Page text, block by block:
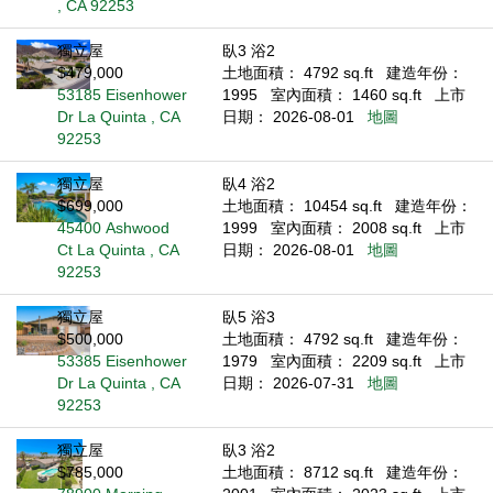
, CA 92253
獨立屋
$479,000
53185 Eisenhower
Dr La Quinta , CA
92253
臥3 浴2
土地面積： 4792 sq.ft
建造年份：
1995
室內面積： 1460 sq.ft
上市
日期： 2026-08-01
地圖
獨立屋
$699,000
45400 Ashwood
Ct La Quinta , CA
92253
臥4 浴2
土地面積： 10454 sq.ft
建造年份：
1999
室內面積： 2008 sq.ft
上市
日期： 2026-08-01
地圖
獨立屋
$500,000
53385 Eisenhower
Dr La Quinta , CA
92253
臥5 浴3
土地面積： 4792 sq.ft
建造年份：
1979
室內面積： 2209 sq.ft
上市
日期： 2026-07-31
地圖
獨立屋
$785,000
臥3 浴2
土地面積： 8712 sq.ft
建造年份：